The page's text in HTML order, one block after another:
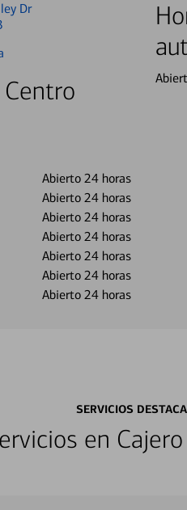
Dr
Abierto 24 horas
Abierto 24 horas
Abierto 24 horas
Abierto 24 horas
Abierto 24 horas
Abierto 24 horas
Abierto 24 horas
SERVICIOS
en